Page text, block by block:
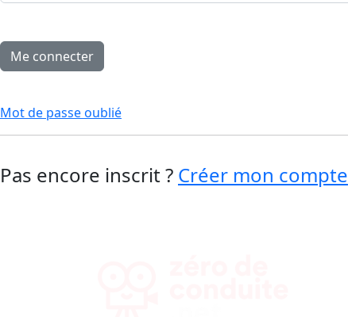
Mot de passe oublié
Pas encore inscrit ? Créer mon compte